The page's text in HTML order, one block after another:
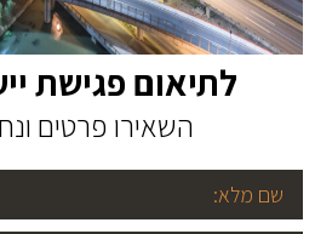
לתיאום פגישת
השאירו פרטים